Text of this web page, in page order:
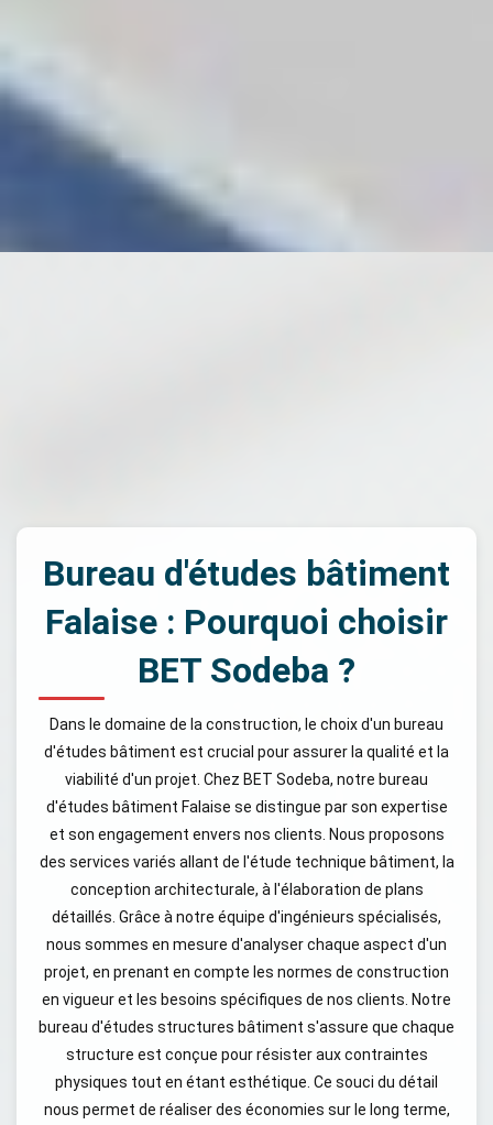
Bureau d'études bâtiment
Falaise : Pourquoi choisir
BET Sodeba ?
Dans le domaine de la construction, le choix d'un bureau
d'études bâtiment est crucial pour assurer la qualité et la
viabilité d'un projet. Chez BET Sodeba, notre bureau
d'études bâtiment Falaise se distingue par son expertise
et son engagement envers nos clients. Nous proposons
des services variés allant de l'étude technique bâtiment, la
conception architecturale, à l'élaboration de plans
détaillés. Grâce à notre équipe d'ingénieurs spécialisés,
nous sommes en mesure d'analyser chaque aspect d'un
projet, en prenant en compte les normes de construction
en vigueur et les besoins spécifiques de nos clients. Notre
bureau d'études structures bâtiment s'assure que chaque
structure est conçue pour résister aux contraintes
physiques tout en étant esthétique. Ce souci du détail
nous permet de réaliser des économies sur le long terme,